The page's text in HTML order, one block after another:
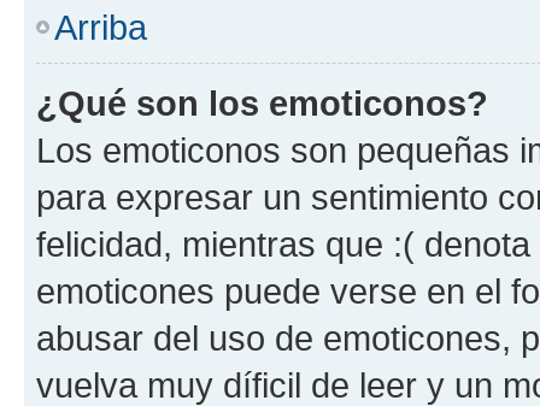
Arriba
¿Qué son los emoticonos?
Los emoticonos son pequeñas
para expresar un sentimiento
felicidad, mientras que :(
emoticones puede verse en el
abusar del uso de emoticones,
vuelva muy díficil de leer y un